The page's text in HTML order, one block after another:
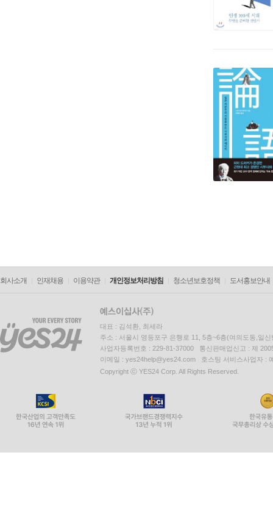
회사소개 인재채용 이용약관 개인정보처리방침 청소년보호정책 도서홍보안내
대표 : 김석환, 최세라
주소 : 서울시 영등포구 은행로 11, 5층~6층(여의도동,일신
사업자등록번호 : 229-81-37000 통신판매업신고 : 제
이메일 : yes24help@yes24.com 호스팅 서비스사업자 :
Copyright ⓒ YES24 Corp. All Rights Reserved.